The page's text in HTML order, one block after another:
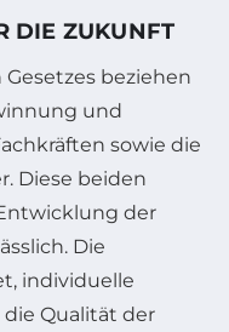
DIE ZUKUNFT
beziehen
und
sowie die
Diese beiden
der
Die
individuelle
Qualität der